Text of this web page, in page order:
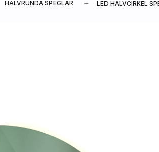
HALVRUNDA SPEGLAR LED HALVCIRKEL